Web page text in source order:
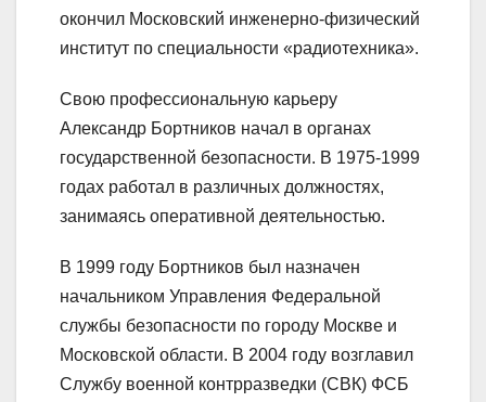
окончил Московский инженерно-физический
институт по специальности «радиотехника».
Свою профессиональную карьеру
Александр Бортников начал в органах
государственной безопасности. В 1975-1999
годах работал в различных должностях,
занимаясь оперативной деятельностью.
В 1999 году Бортников был назначен
начальником Управления Федеральной
службы безопасности по городу Москве и
Московской области. В 2004 году возглавил
Службу военной контрразведки (СВК) ФСБ